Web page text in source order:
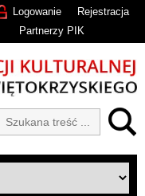
Rejestracja
Logowanie
Partnerzy PIK